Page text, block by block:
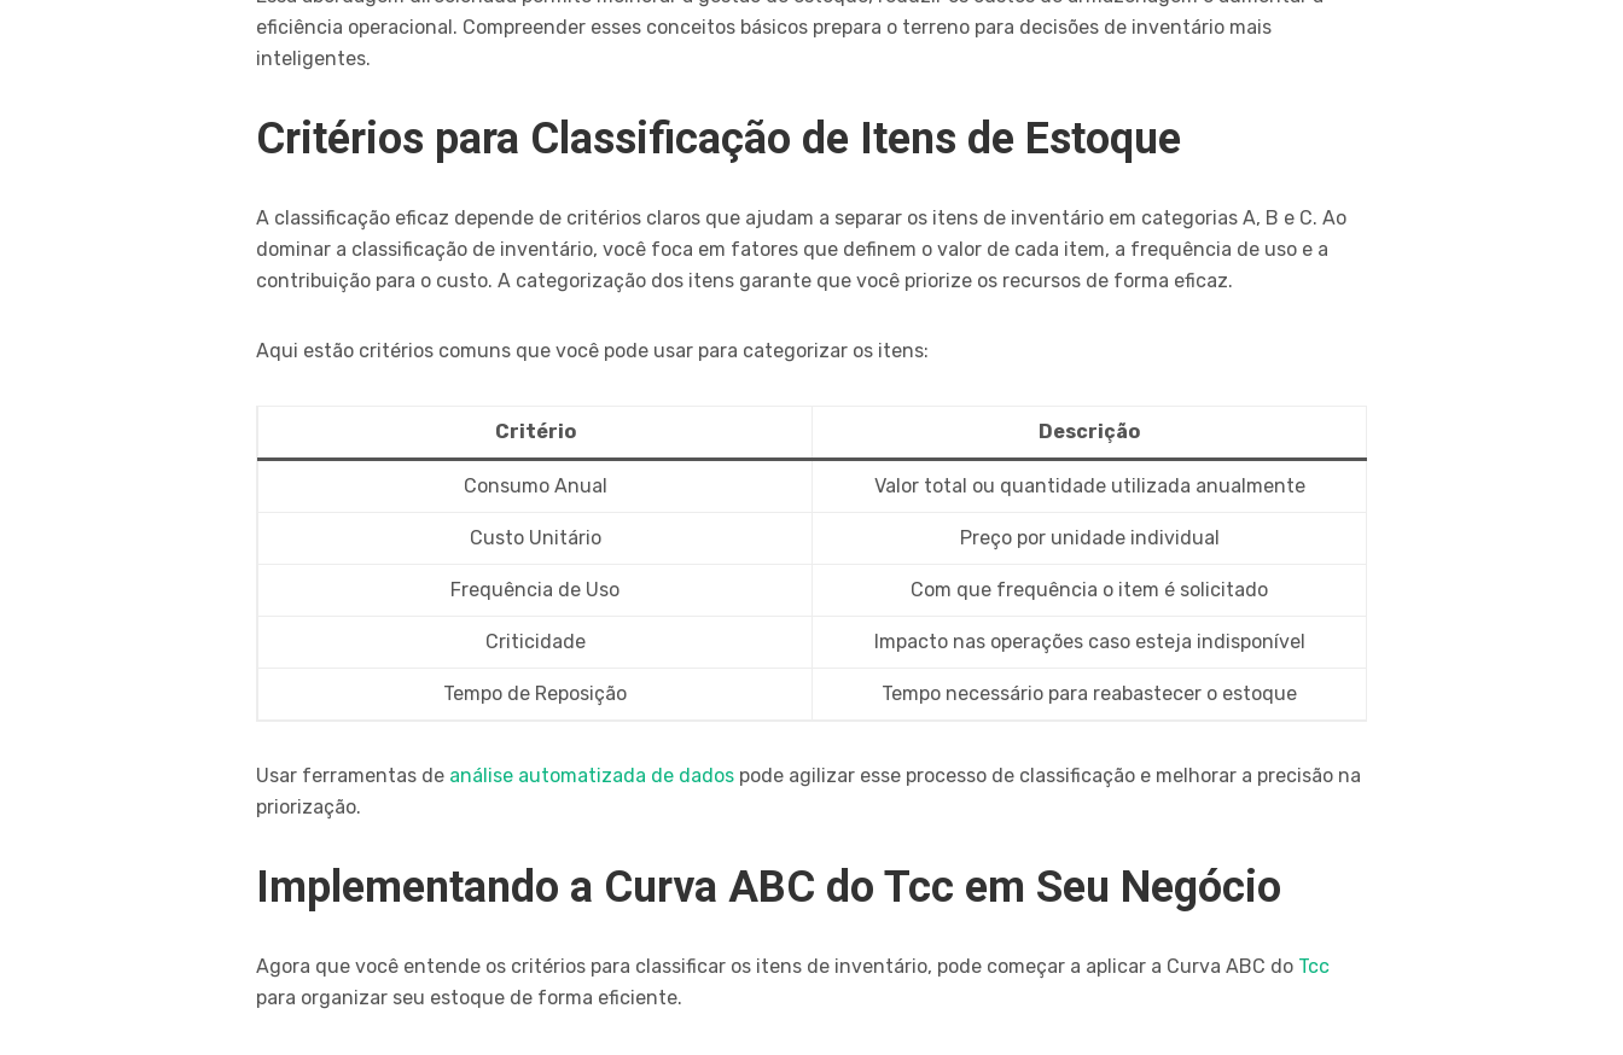
eficiência operacional. Compreender esses conceitos básicos prepara o terreno para decisões de inventário mais
inteligentes.
Critérios para Classificação de Itens de Estoque
A classificação eficaz depende de critérios claros que ajudam a separar os itens de inventário em categorias A, B e C. Ao
dominar a classificação de inventário, você foca em fatores que definem o valor de cada item, a frequência de uso e a
contribuição para o custo. A categorização dos itens garante que você priorize os recursos de forma eficaz.
Aqui estão critérios comuns que você pode usar para categorizar os itens:
Critério Descrição
Consumo Anual Valor total ou quantidade utilizada anualmente
Custo Unitário Preço por unidade individual
Frequência de Uso Com que frequência o item é solicitado
Criticidade Impacto nas operações caso esteja indisponível
Tempo de Reposição Tempo necessário para reabastecer o estoque
Usar ferramentas de análise automatizada de dados pode agilizar esse processo de classificação e melhorar a precisão na
priorização.
Implementando a Curva ABC do Tcc em Seu Negócio
Agora que você entende os critérios para classificar os itens de inventário, pode começar a aplicar a Curva ABC do Tcc
para organizar seu estoque de forma eficiente.